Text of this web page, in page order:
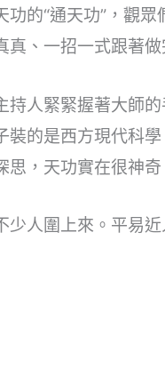
功的“通天功”，觀
真、一招一式跟著做
持人緊緊握著大師
裝的是西方現代科
思，天功實在很神
少人圍上來。平易